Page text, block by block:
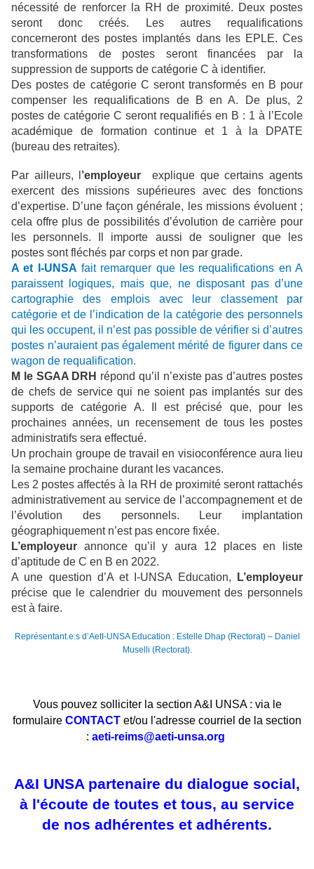
nécessité de renforcer la RH de proximité. Deux postes
seront donc créés. Les autres requalifications
concerneront des postes implantés dans les EPLE. Ces
transformations de postes seront financées par la
suppression de supports de catégorie C à identifier.
Des postes de catégorie C seront transformés en B pour
compenser les requalifications de B en A. De plus, 2
postes de catégorie C seront requalifiés en B : 1 à l’Ecole
académique de formation continue et 1 à la DPATE
(bureau des retraites).
Par ailleurs, l ’employeur explique que certains agents
exercent des missions supérieures avec des fonctions
d’expertise. D’une façon générale, les missions évoluent ;
cela offre plus de possibilités d’évolution de carrière pour
les personnels. Il importe aussi de souligner que les
postes sont fléchés par corps et non par grade.
A et I-UNSA fait remarquer que les requalifications en A
paraissent logiques, mais que, ne disposant pas d’une
cartographie des emplois avec leur classement par
catégorie et de l’indication de la catégorie des personnels
qui les occupent, il n’est pas possible de vérifier si d’autres
postes n’auraient pas également mérité de figurer dans ce
wagon de requalification.
M le SGAA DRH répond qu’il n’existe pas d’autres postes
de chefs de service qui ne soient pas implantés sur des
supports de catégorie A. Il est précisé que, pour les
prochaines années, un recensement de tous les postes
administratifs sera effectué.
Un prochain groupe de travail en visioconférence aura lieu
la semaine prochaine durant les vacances.
Les 2 postes affectés à la RH de proximité seront rattachés
administrativement au service de l’accompagnement et de
l’évolution des personnels. Leur implantation
géographiquement n’est pas encore fixée.
L’employeur annonce qu’il y aura 12 places en liste
d’aptitude de C en B en 2022.
A une question d’A et I-UNSA Education,
L’employeur
précise que le calendrier du mouvement des personnels
est à faire.
Représentant.e.s d’AetI-UNSA Education : Estelle Dhap (Rectorat) – Daniel
Muselli (Rectorat).
Vous pouvez solliciter la section A&I UNSA : via le
formulaire CONTACT et/ou l'adresse courriel de la section
: aeti-reims@aeti-unsa.org
A&I UNSA partenaire du dialogue social,
à l'écoute de toutes et tous, au service
de nos adhérentes et adhérents.